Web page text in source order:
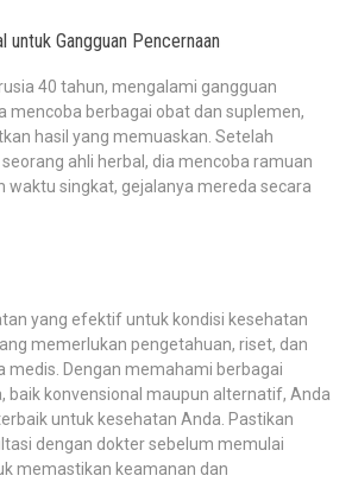
untuk Gangguan Pencernaan
40 tahun, mengalami gangguan
mencoba berbagai obat dan suplemen,
hasil yang memuaskan. Setelah
ahli herbal, dia mencoba ramuan
waktu singkat, gejalanya mereda secara
yang efektif untuk kondisi kesehatan
memerlukan pengetahuan, riset, dan
medis. Dengan memahami berbagai
baik konvensional maupun alternatif, Anda
untuk kesehatan Anda. Pastikan
dengan dokter sebelum memulai
memastikan keamanan dan